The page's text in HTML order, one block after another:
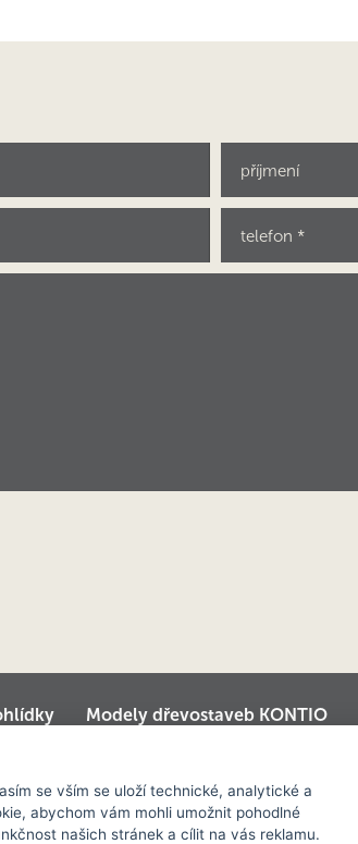
Modely dřevostaveb KONTIO
se vším se uloží technické, analytické a
abychom vám mohli umožnit pohodlné
našich stránek a cílit na vás reklamu.